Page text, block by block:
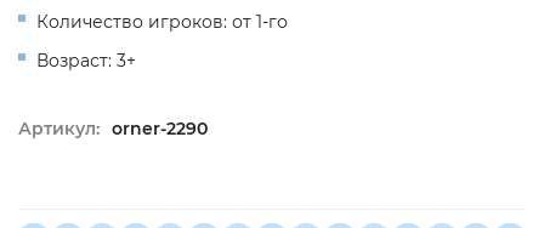
Количество игроков: от 1-го
Возраст: 3+
Артикул: orner-2290